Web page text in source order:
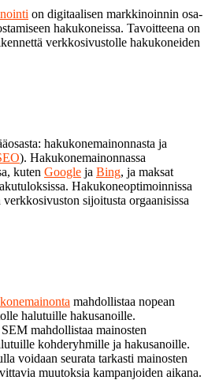
on digitaalisen markkinoinnin osa-
hakukoneissa. Tavoitteena on
verkkosivustolle hakukoneiden
hakukonemainonnasta ja
). Hakukonemainonnassa
kuten Google ja Bing, ja maksat
Hakukoneoptimoinnissa
verkkosivuston sijoitusta orgaanisissa
mahdollistaa nopean
halutuille hakusanoille.
mahdollistaa mainosten
kohderyhmille ja hakusanoille.
voidaan seurata tarkasti mainosten
muutoksia kampanjoiden aikana.